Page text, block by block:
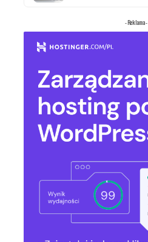
- Reklama -